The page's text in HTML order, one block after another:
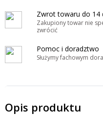
Zwrot towaru do 14
Zakupiony towar nie
zwrócić
Pomoc i doradztwo
Służymy fachowym
Opis produktu